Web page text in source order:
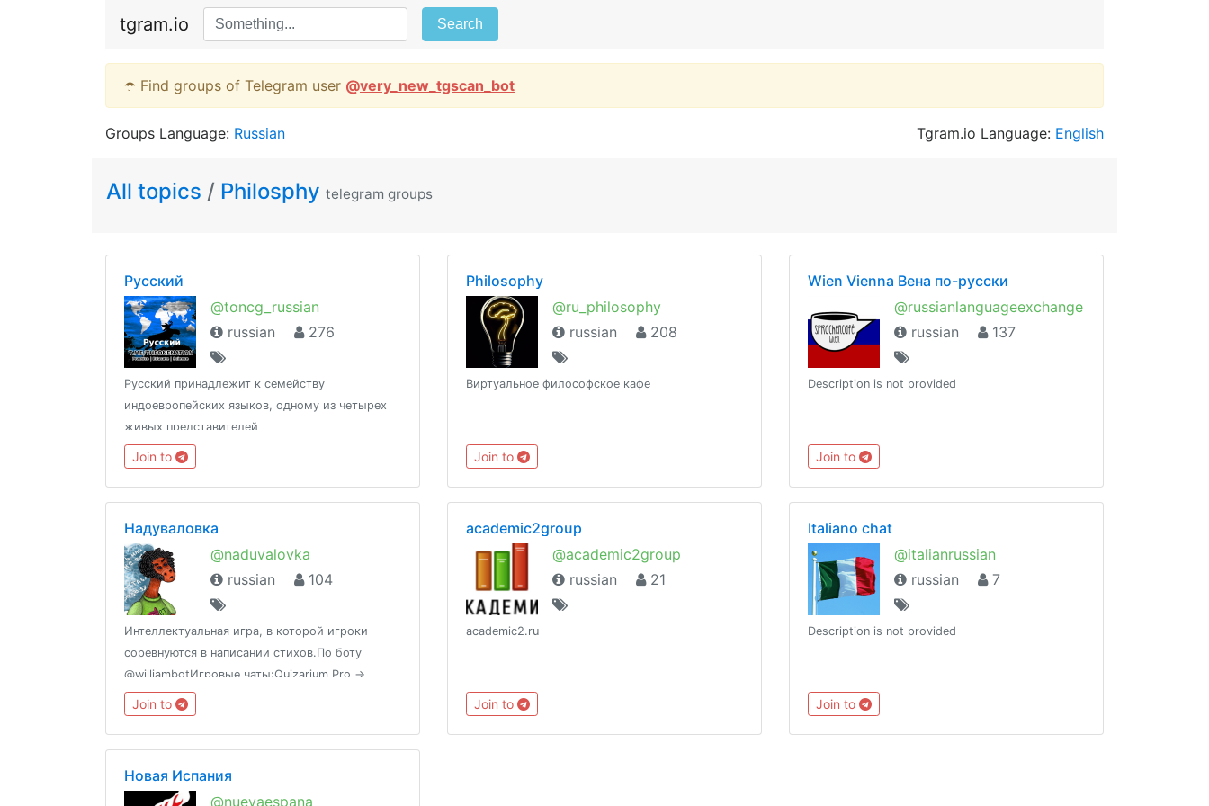
tgram.io Search
☂️ Find groups of Telegram user @very_new_tgscan_bot
Groups Language: Russian Tgram.io Language: English
All topics / Philosphy telegram groups
Русский
@toncg_russian
russian
276
Русский принадлежит к семейству
индоевропейских языков, одному из четырех
живых представителей
http://t.me/tongroupsbot?start=link_russian
@theonenationhttp://tongroups.zqzco.com
Join to
Philosophy
@ru_philosophy
russian
208
Виртуальное философское кафе
Join to
Wien Vienna Вена по-русски
@russianlanguageexchange
russian
137
Description is not provided
Join to
Надуваловка
@naduvalovka
russian
104
Интеллектуальная игра, в которой игроки
соревнуются в написании стихов.По боту
@williambotИгровые чаты:Quizarium Pro →
@QuizariumQuizarium Rus →
@Quizarium_RusВиселица → @viselitsa
Join to
academic2group
@academic2group
russian
21
academic2.ru
Join to
Italiano chat
@italianrussian
russian
7
Description is not provided
Join to
Новая Испания
@nuevaespana